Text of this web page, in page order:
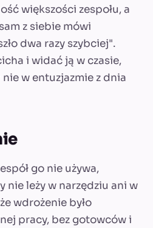
większości zespołu, a
z siebie mówi
dwa razy szybciej".
i widać ją w czasie,
w entuzjazmie z dnia
go nie używa,
leży w narzędziu ani w
wdrożenie było
pracy, bez gotowców i